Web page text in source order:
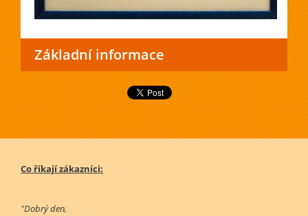
Základní informace
Co říkají zákazníci:
"Dobrý den,